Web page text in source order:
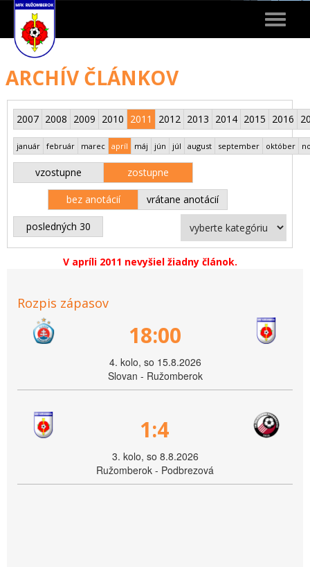
Toggle
ARCHÍV ČLÁNKOV
2007 2008 2009 2010 2011 2012 2013 2014 2015 2016
január február marec apríl máj jún júl august september október
vzostupne zostupne
bez anotácií vrátane anotácií
posledných 30
V apríli 2011 nevyšiel žiadny článok.
Rozpis zápasov
18:00
4. kolo, so 15.8.2026
Slovan - Ružomberok
1:4
3. kolo, so 8.8.2026
Ružomberok - Podbrezová